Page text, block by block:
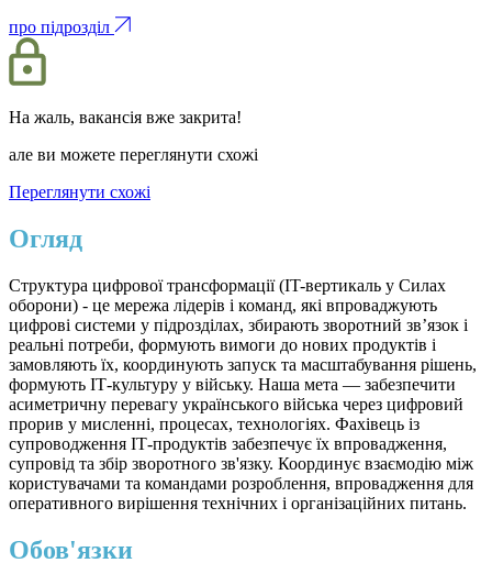
про підрозділ
На жаль, вакансія вже закрита!
але ви можете переглянути схожі
Переглянути схожі
Огляд
Структура цифрової трансформації (IT-вертикаль у Силах
оборони) - це мережа лідерів і команд, які впроваджують
цифрові системи у підрозділах, збирають зворотний зв’язок і
реальні потреби, формують вимоги до нових продуктів і
замовляють їх, координують запуск та масштабування рішень,
формують ІТ-культуру у війську. Наша мета — забезпечити
асиметричну перевагу українського війська через цифровий
прорив у мисленні, процесах, технологіях. Фахівець із
супроводження ІТ-продуктів забезпечує їх впровадження,
супровід та збір зворотного зв'язку. Координує взаємодію між
користувачами та командами розроблення, впровадження для
оперативного вирішення технічних і організаційних питань.
Обов'язки